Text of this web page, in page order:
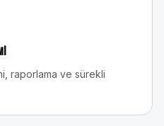
raporlama ve sürekli